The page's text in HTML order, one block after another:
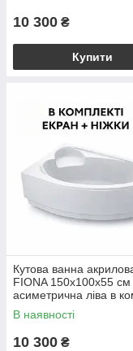
10 300 ₴
Купити
Кутова ванна
FIONA 150x100х55 см
асиметрична ліва в
ніжки та екран для
В наявності
10 300 ₴